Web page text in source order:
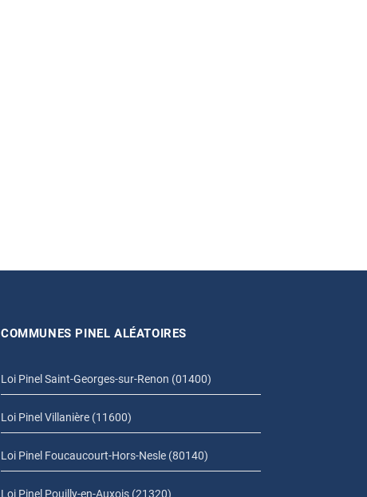
COMMUNES PINEL ALÉATOIRES
Loi Pinel Saint-Georges-sur-Renon (01400)
Loi Pinel Villanière (11600)
Loi Pinel Foucaucourt-Hors-Nesle (80140)
Loi Pinel Pouilly-en-Auxois (21320)